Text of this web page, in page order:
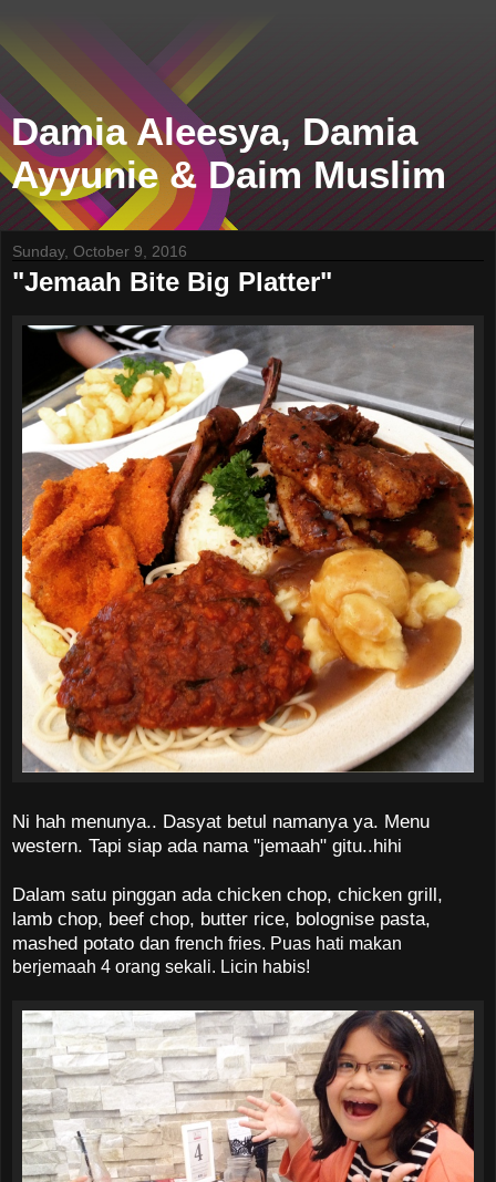
Damia Aleesya, Damia
Ayyunie & Daim Muslim
Sunday, October 9, 2016
"Jemaah Bite Big Platter"
Ni hah menunya.. Dasyat betul namanya ya. Menu
western. Tapi siap ada nama "jemaah" gitu..hihi
Dalam satu pinggan ada chicken chop, chicken grill,
lamb chop, beef chop, butter rice, bolognise pasta,
mashed potato dan french fries. Puas hati makan
berjemaah 4 orang sekali. Licin habis!